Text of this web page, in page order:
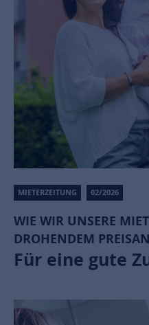
MIETERZEITUNG 02/2026
WIE WIR UNSERE
DROHENDEM
Für eine gute